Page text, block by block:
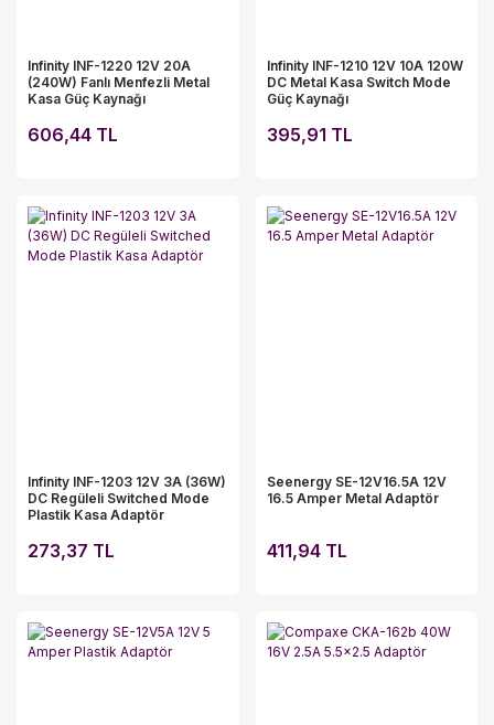
Infinity INF-1220 12V 20A
(240W) Fanlı Menfezli Metal
Kasa Güç Kaynağı
606,44 TL
Infinity INF-1210 12V 10A 120W
DC Metal Kasa Switch Mode
Güç Kaynağı
395,91 TL
Infinity INF-1203 12V 3A (36W)
DC Regüleli Switched Mode
Plastik Kasa Adaptör
273,37 TL
Seenergy SE-12V16.5A 12V
16.5 Amper Metal Adaptör
411,94 TL